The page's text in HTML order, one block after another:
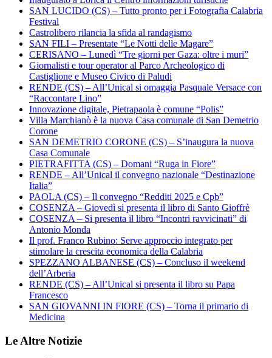
SAN LUCIDO (CS) – Tutto pronto per i Fotografia Calabria
Festival
Castrolibero rilancia la sfida al randagismo
SAN FILI – Presentate “Le Notti delle Magare”
CERISANO – Lunedì “Tre giorni per Gaza: oltre i muri”
Giornalisti e tour operator al Parco Archeologico di
Castiglione e Museo Civico di Paludi
RENDE (CS) – All’Unical si omaggia Pasquale Versace con
“Raccontare Lino”
Innovazione digitale, Pietrapaola è comune “Polis”
Villa Marchianò è la nuova Casa comunale di San Demetrio
Corone
SAN DEMETRIO CORONE (CS) – S’inaugura la nuova
Casa Comunale
PIETRAFITTA (CS) – Domani “Ruga in Fiore”
RENDE – All’Unical il convegno nazionale “Destinazione
Italia”
PAOLA (CS) – Il convegno “Redditi 2025 e Cpb”
COSENZA – Giovedì si presenta il libro di Santo Gioffrè
COSENZA – Si presenta il libro “Incontri ravvicinati” di
Antonio Monda
Il prof. Franco Rubino: Serve approccio integrato per
stimolare la crescita economica della Calabria
SPEZZANO ALBANESE (CS) – Concluso il weekend
dell’Arberia
RENDE (CS) – All’Unical si presenta il libro su Papa
Francesco
SAN GIOVANNI IN FIORE (CS) – Torna il primario di
Medicina
Le Altre Notizie